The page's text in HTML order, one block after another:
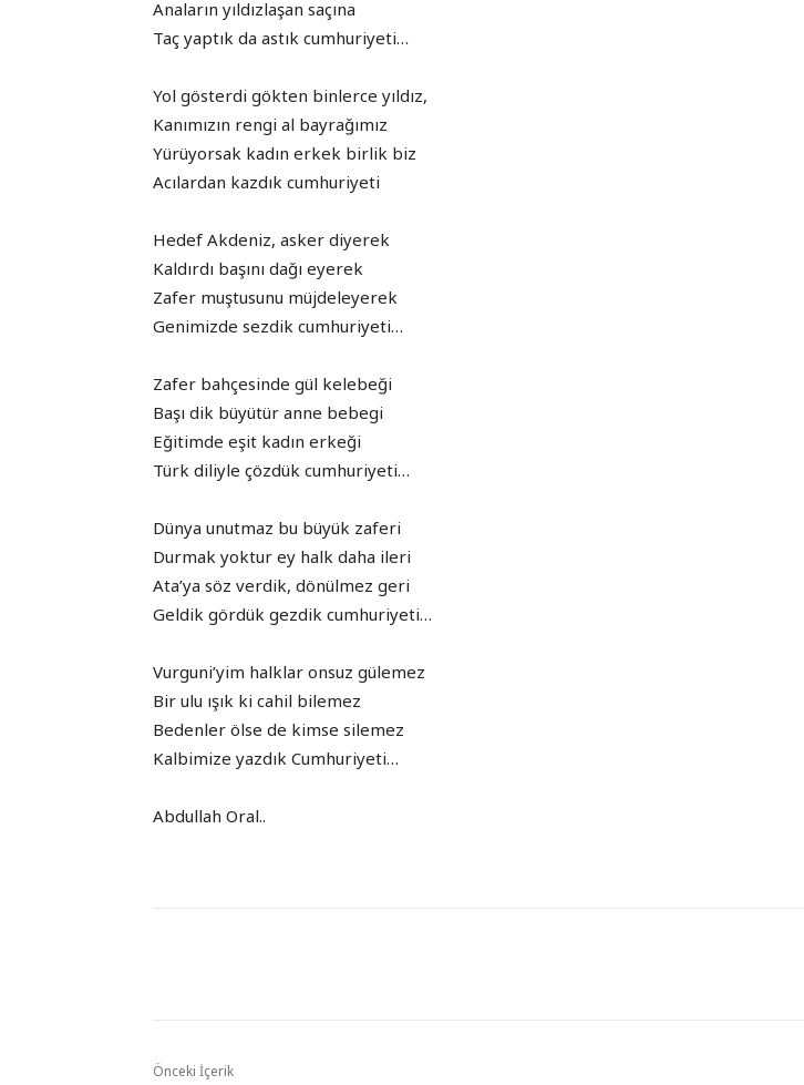
Anaların yıldızlaşan saçına
Taç yaptık da astık cumhuriyeti…
Yol gösterdi gökten binlerce yıldız,
Kanımızın rengi al bayrağımız
Yürüyorsak kadın erkek birlik biz
Acılardan kazdık cumhuriyeti
Hedef Akdeniz, asker diyerek
Kaldırdı başını dağı eyerek
Zafer muştusunu müjdeleyerek
Genimizde sezdik cumhuriyeti…
Zafer bahçesinde gül kelebeği
Başı dik büyütür anne bebegi
Eğitimde eşit kadın erkeği
Türk diliyle çözdük cumhuriyeti…
Dünya unutmaz bu büyük zaferi
Durmak yoktur ey halk daha ileri
Ata’ya söz verdik, dönülmez geri
Geldik gördük gezdik cumhuriyeti…
Vurguni’yim halklar onsuz gülemez
Bir ulu ışık ki cahil bilemez
Bedenler ölse de kimse silemez
Kalbimize yazdık Cumhuriyeti…
Abdullah Oral..
Önceki İçerik